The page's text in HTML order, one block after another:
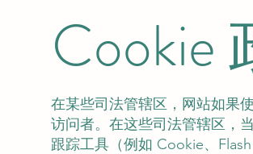
Cookie
在某些司法管辖区，网站如果
访问者。在这些司法管辖区，
跟踪工具（例如 Cookie、